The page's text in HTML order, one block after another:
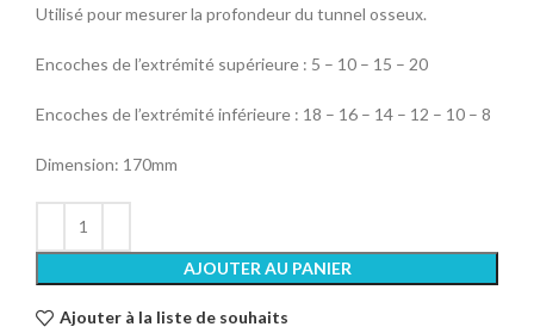
Utilisé pour mesurer la profondeur du tunnel osseux.
Encoches de l’extrémité supérieure : 5 – 10 – 15 – 20
Encoches de l’extrémité inférieure : 18 – 16 – 14 – 12 – 10 – 8
Dimension: 170mm
AJOUTER AU PANIER
Ajouter à la liste de souhaits